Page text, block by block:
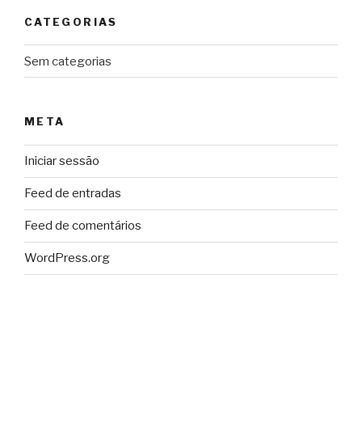
CATEGORIAS
Sem categorias
META
Iniciar sessão
Feed de entradas
Feed de comentários
WordPress.org